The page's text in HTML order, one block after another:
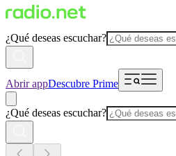
¿Qué deseas escuchar?
Abrir appDescubre Prime
¿Qué deseas escuchar?